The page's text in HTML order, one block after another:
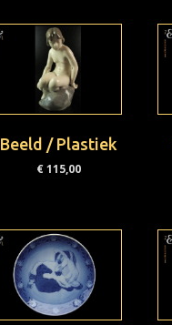
Beeld / Plastiek
€115,00